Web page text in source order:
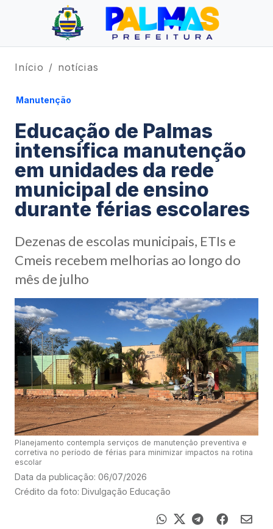
Início notícias
Manutenção
Educação de Palmas
intensifica manutenção
em unidades da rede
municipal de ensino
durante férias escolares
Dezenas de escolas municipais, ETIs e
Cmeis recebem melhorias ao longo do
mês de julho
Planejamento contempla serviços de manutenção preventiva e
corretiva no período de férias para minimizar impactos na rotina
escolar
Data da publicação: 06/07/2026
Crédito da foto: Divulgação Educação